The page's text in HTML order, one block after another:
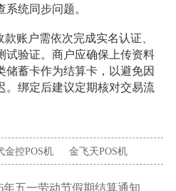
统同步问题。
账户需依次完成实名认证、
试验证。商户应确保上传资料
储蓄卡作为结算卡，以避免因
。绑定后建议定期核对交易流
金控POS机 金飞天POS机
年五一劳动节假期结算通知